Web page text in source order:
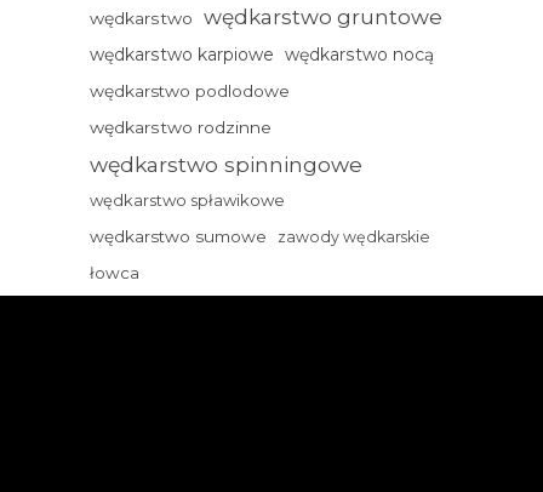
wędkarstwo wędkarstwo gruntowe
wędkarstwo karpiowe wędkarstwo nocą
wędkarstwo podlodowe
wędkarstwo rodzinne
wędkarstwo spinningowe
wędkarstwo spławikowe
wędkarstwo sumowe
zawody wędkarskie
łowca